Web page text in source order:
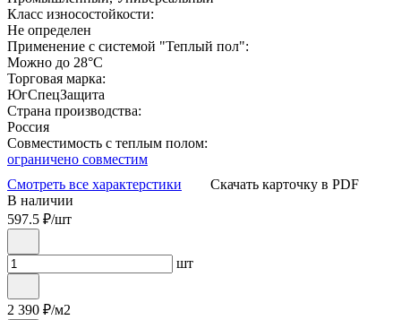
Класс износостойкости:
Не определен
Применение с системой "Теплый пол":
Можно до 28°С
Торговая марка:
ЮгСпецЗащита
Страна производства:
Россия
Совместимость с теплым полом:
ограничено совместим
Смотреть все характерстики
Скачать карточку в PDF
В наличии
597.5 ₽/шт
шт
2 390 ₽/м2